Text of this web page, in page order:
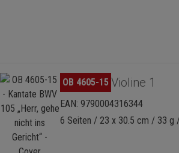
Bildergalerie überspringen
OB 4605-15 Violine 1
EAN: 9790004316344
6 Seiten / 23 x 30.5 cm / 33 g